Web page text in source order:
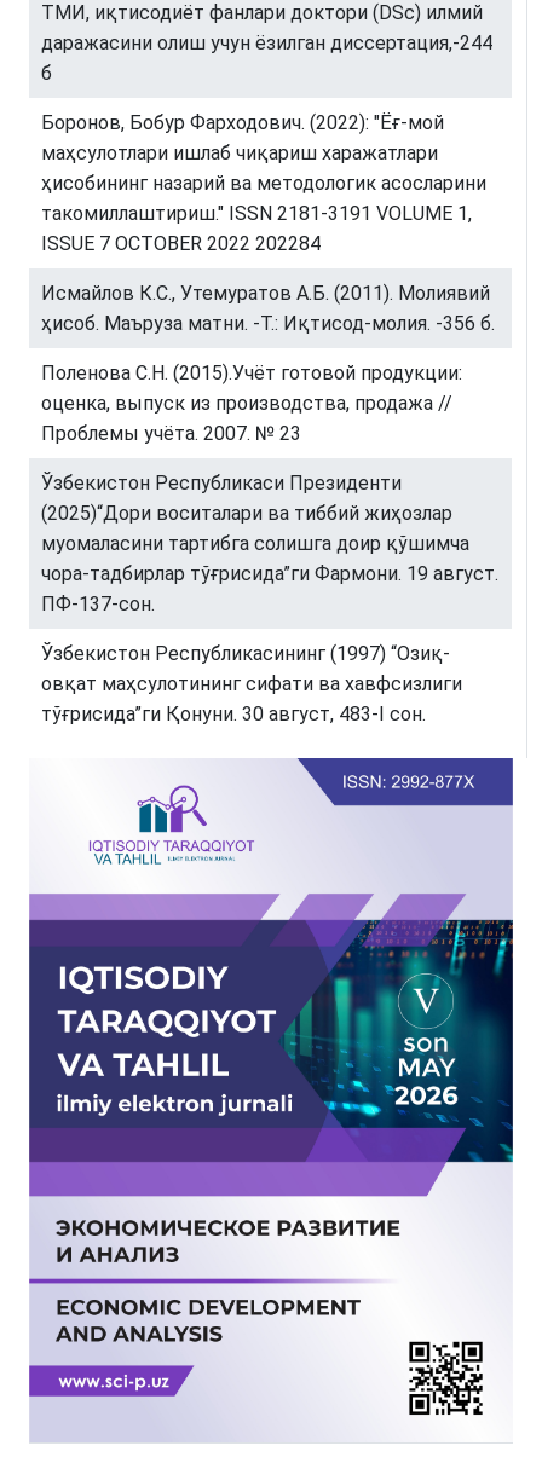
ТМИ, иқтисодиёт фанлари доктори (DSc) илмий
даражасини олиш учун ёзилган диссертация,-244
б
Боронов, Бобур Фарходович. (2022): "Ёғ-мой
маҳсулотлари ишлаб чиқариш харажатлари
ҳисобининг назарий ва методологик асосларини
такомиллаштириш." ISSN 2181-3191 VOLUME 1,
ISSUE 7 OCTOBER 2022 202284
Исмайлов К.С., Утемуратов А.Б. (2011). Молиявий
ҳисоб. Маъруза матни. -Т.: Иқтисод-молия. -356 б.
Поленова С.Н. (2015).Учёт готовой продукции:
оценка, выпуск из производства, продажа //
Проблемы учёта. 2007. № 23
Ўзбекистон Республикаси Президенти
(2025)“Дори воситалари ва тиббий жиҳозлар
муомаласини тартибга солишга доир қўшимча
чора-тадбирлар тўғрисида”ги Фармони. 19 август.
ПФ-137-сон.
Ўзбекистон Республикасининг (1997) “Озиқ-
овқат маҳсулотининг сифати ва хавфсизлиги
тўғрисида”ги Қонуни. 30 август, 483-I сон.